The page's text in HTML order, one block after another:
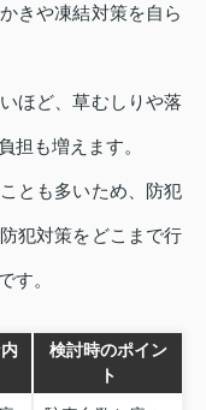
きや凍結対策を自ら
ほど、草むしりや落
担も増えます。
とも多いため、防犯
犯対策をどこまで行
す。
検討時のポイン
ト